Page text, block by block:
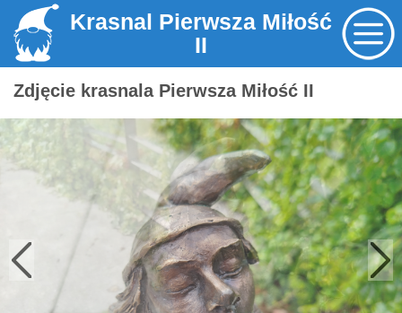
Krasnal Pierwsza Miłość
II
Zdjęcie krasnala Pierwsza Miłość II